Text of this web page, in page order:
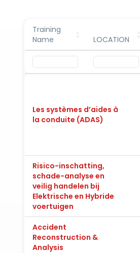
Training
Name
LOCATION
Les systèmes d’aides à
la conduite (ADAS)
Risico-inschatting,
schade-analyse en
veilig handelen bij
Elektrische en Hybride
voertuigen
Accident
Reconstruction &
Analysis